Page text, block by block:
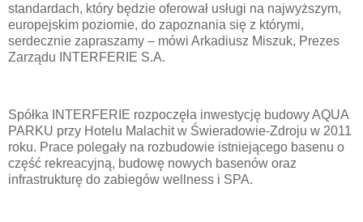
standardach, który będzie oferował usługi na najwyższym,
europejskim poziomie, do zapoznania się z którymi,
serdecznie zapraszamy – mówi Arkadiusz Miszuk, Prezes
Zarządu INTERFERIE S.A.
Spółka INTERFERIE rozpoczęła inwestycję budowy AQUA
PARKU przy Hotelu Malachit w Świeradowie-Zdroju w 2011
roku. Prace polegały na rozbudowie istniejącego basenu o
część rekreacyjną, budowę nowych basenów oraz
infrastrukturę do zabiegów wellness i SPA.